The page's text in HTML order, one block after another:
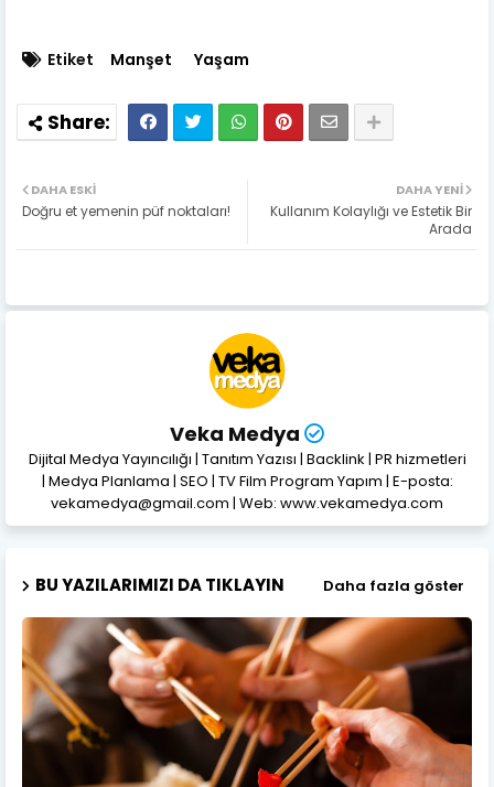
Etiket Manşet Yaşam
DAHA YENI
Kullanım Kolaylığı ve Estetik Bir
Arada
DAHA ESKI
Doğru et yemenin püf noktaları!
Veka Medya
Dijital Medya Yayıncılığı | Tanıtım Yazısı | Backlink | PR hizmetleri
| Medya Planlama | SEO | TV Film Program Yapım | E-posta:
vekamedya@gmail.com | Web: www.vekamedya.com
BU YAZILARIMIZI DA TIKLAYIN Daha fazla göster